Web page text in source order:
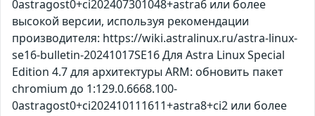
0astragost0+ci202407301048+astra6 или более
высокой версии, используя рекомендации
производителя: https://wiki.astralinux.ru/astra-linux-
se16-bulletin-20241017SE16 Для Astra Linux Special
Edition 4.7 для архитектуры ARM: обновить пакет
chromium до 1:129.0.6668.100-
0astragost0+ci202410111611+astra8+ci2 или более